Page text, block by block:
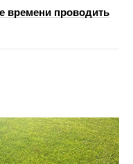
времени проводить